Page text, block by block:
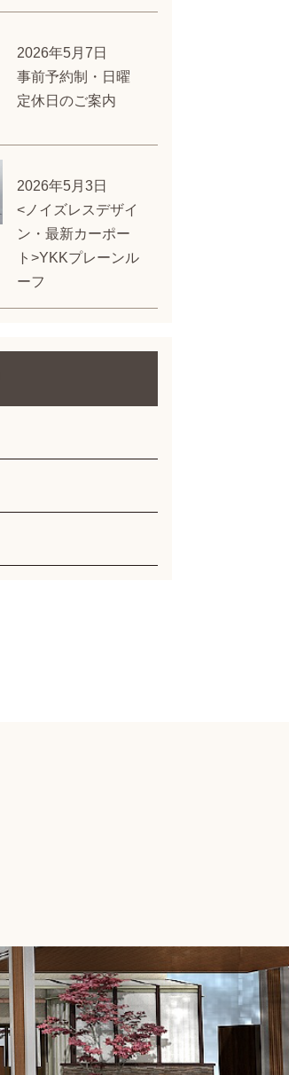
2026年5月7日
事前予約制・日曜
定休日のご案内
2026年5月3日
<ノイズレスデザイ
ン・最新カーポー
ト>YKKプレーンル
ーフ